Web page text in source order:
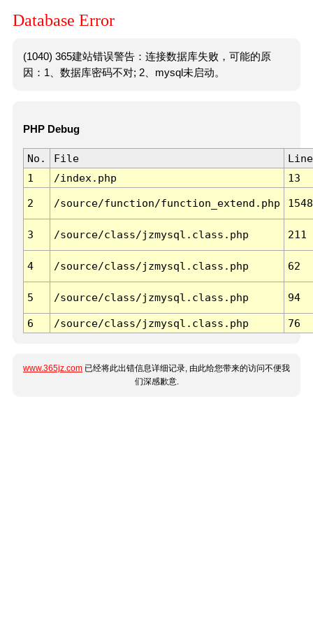
Database Error
(1040) 365建站错误警告：连接数据库失败，可能的原
因：1、数据库密码不对; 2、mysql未启动。
PHP Debug
No. File
Line
1
/index.php 13
2 /source/function/function_extend.php 1548
3 /source/class/jzmysql.class.php 211
4 /source/class/jzmysql.class.php 62
5 /source/class/jzmysql.class.php 94
6 /source/class/jzmysql.class.php 76
www.365jz.com 已经将此出错信息详细记录, 由此给您带来的访问不便我
们深感歉意.